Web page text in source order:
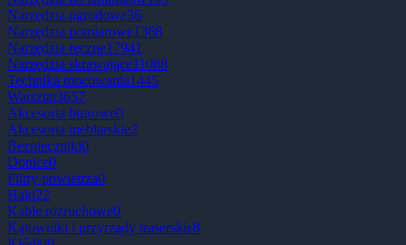
Narzędzia ogrodowe36
Narzędzia pomiarowe1368
Narzędzia ręczne17941
Narzędzia skrawające11088
Technika mocowania1445
Warsztat3657
Akcesoria biurowe0
Akcesoria meblarskie2
Bezpieczniki0
Donice0
Filtry powietrza0
Haki22
Kable rozruchowe0
Kątowniki i przyrządy traserskie8